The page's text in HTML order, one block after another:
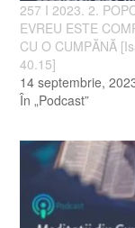
257 I 2023. 2.
EVREU ESTE
CU O CUMPĂNĂ
40.15]
14 septembrie,
În „Podcast”